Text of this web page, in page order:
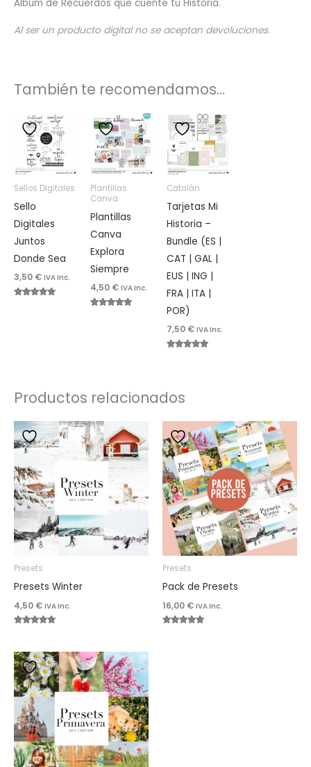
Álbum de Recuerdos que cuente tu Historia.
Al ser un producto digital no se aceptan devoluciones.
También te recomendamos…
Sellos Digitales
Sello
Digitales
Juntos
Donde Sea
3,50 € IVA Inc.
Plantillas
Canva
Plantillas
Canva
Explora
Siempre
4,50 € IVA Inc.
Catalán
Tarjetas Mi
Historia –
Bundle (ES |
CAT | GAL |
EUS | ING |
FRA | ITA |
POR)
7,50 € IVA Inc.
Productos relacionados
Presets
Presets Winter
4,50 € IVA Inc.
de 5
Presets
Pack de Presets
16,00 € IVA Inc.